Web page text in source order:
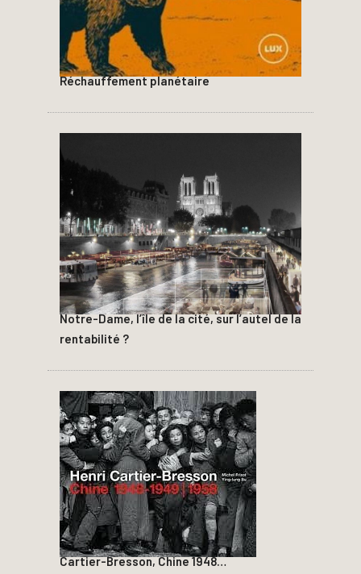
Réchauffement planétaire
Notre-Dame, l’île de la cité, sur l’autel de la
rentabilité ?
Cartier-Bresson, Chine 1948…